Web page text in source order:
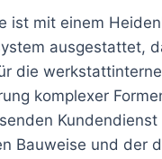
ist mit einem
ausgestattet,
die werkstattinterne
komplexer
Bauweise und der